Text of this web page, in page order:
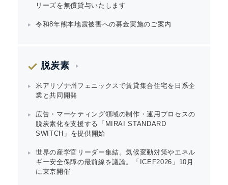
リーズを無償貸与いたします
令和8年熊本地震被害への募金実施のご案内
脱炭素
米アリゾナ州フェニックスで賃貸集合住宅を日系企
業と共同開発
広告・マーケティング領域の制作・運用プロセスの
脱炭素化を支援する「MIRAI STANDARD
SWITCH」を提供開始
世界の産学官リーダー集結。気候変動対策やエネル
ギー安全保障の最前線を議論。「ICEF2026」10月
に東京開催